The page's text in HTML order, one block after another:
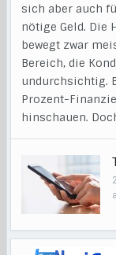
sich aber auch
nötige Geld. Die
bewegt zwar
Bereich, die
undurchsichtig.
Prozent-
hinschauen.